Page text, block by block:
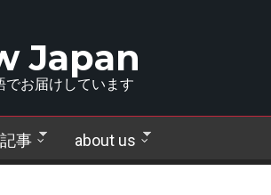
Japan
でお届けしています
事 about us